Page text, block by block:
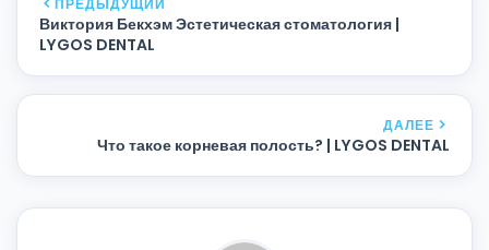
Виктория Бекхэм Эстетическая стоматология |
LYGOS DENTAL
ДАЛЕЕ
Что такое корневая полость? | LYGOS DENTAL